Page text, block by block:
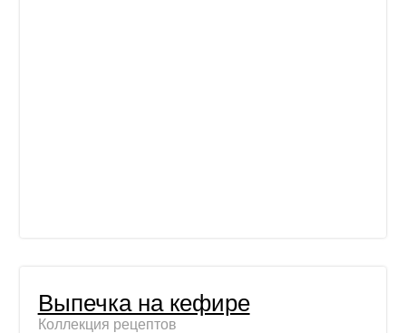
Выпечка на кефире
Коллекция рецептов